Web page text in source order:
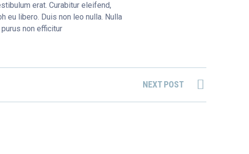
erat. Curabitur eleifend,
eu libero. Duis non leo nulla. Nulla
non efficitur
NEXT POST